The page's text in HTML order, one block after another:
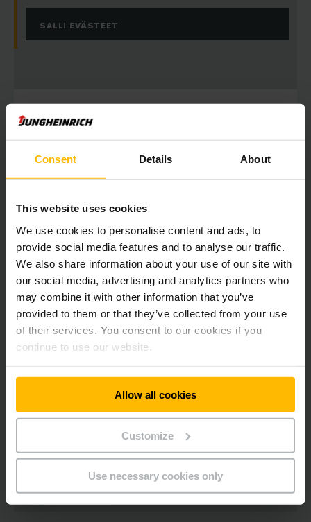
Consent Details About
This website uses cookies
We use cookies to personalise content and ads, to
provide social media features and to analyse our traffic.
We also share information about your use of our site with
our social media, advertising and analytics partners who
may combine it with other information that you’ve
provided to them or that they’ve collected from your use
of their services. You consent to our cookies if you
continue to use our website.
Allow all cookies
Customize
Use necessary cookies only
SALLI EVÄSTEET
Sales and Service Office Jungheinrich Lift Truck Oy
Kulkijantie 6A
Finland
Puhelin:
+358-9-75 9933-0
Faksi:
+358-9-75 9933 33
OTA YHTEYTTÄ
REITTIOHJEET
TILAA NYT
Sosiaalinen media